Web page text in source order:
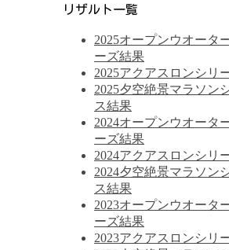
リザルト一覧
2025オープンウオータ
ーズ結果
2025アクアスロンシリ
2025夕空絶景マラソン
ス結果
2024オープンウオータ
ーズ結果
2024アクアスロンシリ
2024夕空絶景マラソン
ス結果
2023オープンウオータ
ーズ結果
2023アクアスロンシリ